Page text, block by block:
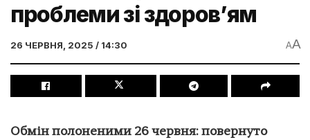
проблеми зі здоров’ям
26 ЧЕРВНЯ, 2025 / 14:30 AA
Обмін полоненими 26 червня: повернуто